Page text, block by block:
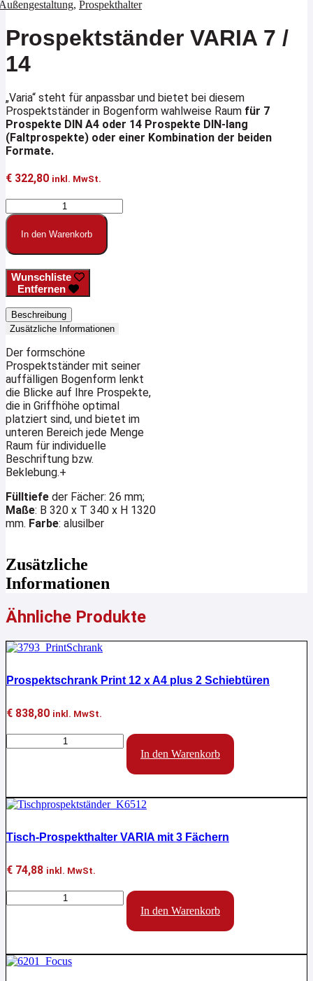
, Prospekthalter
Prospektständer VARIA 7 /
14
„Varia“ steht für anpassbar und bietet bei diesem
Prospektständer in Bogenform wahlweise Raum für 7
Prospekte DIN A4 oder 14 Prospekte DIN-lang
(Faltprospekte) oder einer Kombination der beiden
Formate.
€ 322,80 inkl. MwSt.
Prospektständer
VARIA
14
Menge
In den Warenkorb
Wunschliste
Entfernen
Beschreibung
Zusätzliche Informationen
Der formschöne
Prospektständer mit seiner
auffälligen Bogenform lenkt
die Blicke auf Ihre Prospekte,
die in Griffhöhe optimal
platziert sind, und bietet im
unteren Bereich jede Menge
Raum für individuelle
Beschriftung bzw.
Beklebung.+
Fülltiefe der Fächer: 26 mm;
Maße: B 320 x T 340 x H 1320
mm. Farbe: alusilber
Zusätzliche
Informationen
Ähnliche Produkte
Prospektschrank Print 12 x A4 plus 2 Schiebtüren
€ 838,80 inkl. MwSt.
Prospektschrank
Print
plus
Menge
In den Warenkorb
Tisch-Prospekthalter VARIA mit 3 Fächern
€ 74,88 inkl. MwSt.
Prospekthalter
Fächern
In den Warenkorb